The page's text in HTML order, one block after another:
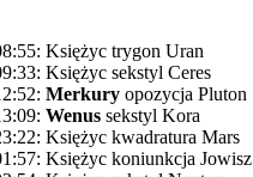
Księżyc trygon Uran
Księżyc sekstyl Ceres
Merkury opozycja Pluton
Wenus sekstyl Kora
Księżyc kwadratura Mars
Księżyc koniunkcja Jowisz